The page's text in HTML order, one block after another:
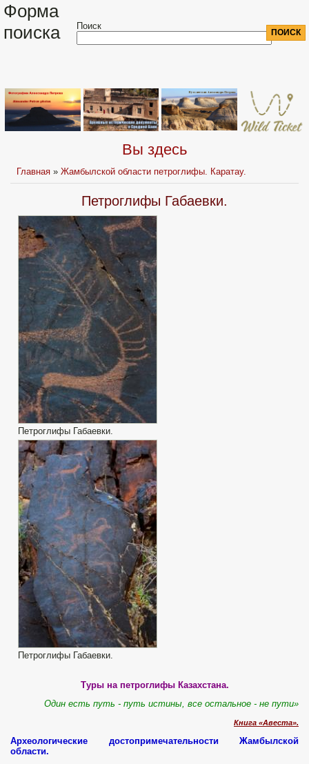
Форма
поиска
Поиск
Вы здесь
Главная »Жамбылской области петроглифы. Каратау.
Петроглифы Габаевки.
Петроглифы Габаевки.
Петроглифы Габаевки.
Туры на петроглифы Казахстана.
Один есть путь - путь истины, все остальное - не пути»
Книга «Авеста».
​Археологические достопримечательности Жамбылской
области.